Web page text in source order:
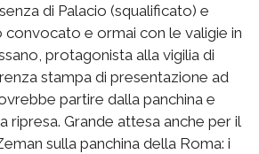
di Palacio (squalificato) e
convocato e ormai con le valigie in
protagonista alla vigilia di
stampa di presentazione ad
partire dalla panchina e
ripresa. Grande attesa anche per il
sulla panchina della Roma: i